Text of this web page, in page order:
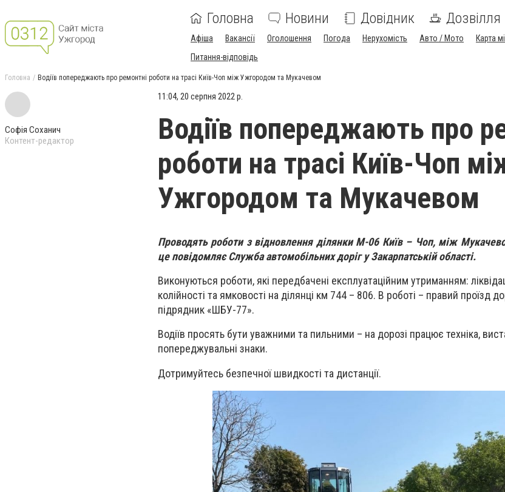
Головна Новини Довідник Дозвілля
Афіша Вакансії Оголошення Погода Нерухомість Авто / Мото Карта
Питання-відповідь
Головна Водіїв попереджають про ремонтні роботи на трасі Київ-Чоп між Ужгородом та Мукачевом
Софія Соханич
Контент-редактор
11:04, 20 серпня 2022 р.
Водіїв попереджають про
роботи на трасі Київ-Чоп
Ужгородом та Мукачевом
Проводять роботи з відновлення ділянки М-06 Київ – Чоп, між
це повідомляє Служба автомобільних доріг у Закарпатській області.
Виконуються роботи, які передбачені експлуатаційним утриманням:
колійності та ямковості на ділянці км 744 – 806. В роботі – правий проїзд
підрядник «ШБУ-77».
Водіїв просять бути уважними та пильними – на дорозі працює техніка,
попереджувальні знаки.
Дотримуйтесь безпечної швидкості та дистанції.